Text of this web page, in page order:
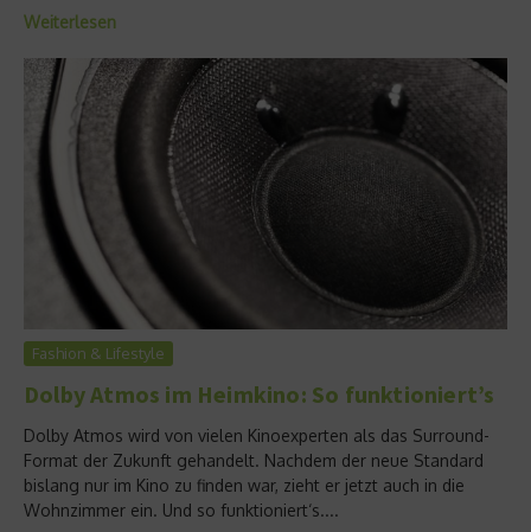
Weiterlesen
Fashion & Lifestyle
Dolby Atmos im Heimkino: So funktioniert’s
Dolby Atmos wird von vielen Kinoexperten als das Surround-
Format der Zukunft gehandelt. Nachdem der neue Standard
bislang nur im Kino zu finden war, zieht er jetzt auch in die
Wohnzimmer ein. Und so funktioniert‘s....